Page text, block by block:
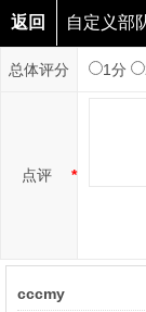
返回 自定义部
总体评分 1分
*
点评
cccmy